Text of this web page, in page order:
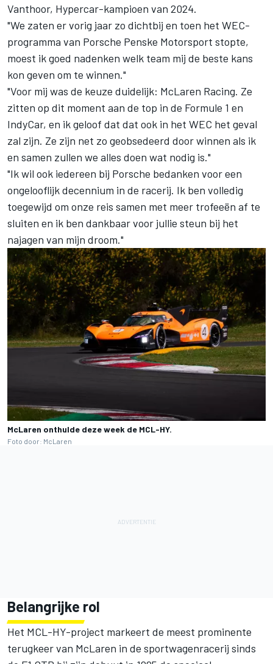
Vanthoor, Hypercar-kampioen van 2024.
"We zaten er vorig jaar zo dichtbij en toen het WEC-
programma van Porsche Penske Motorsport stopte,
moest ik goed nadenken welk team mij de beste kans
kon geven om te winnen."
"Voor mij was de keuze duidelijk: McLaren Racing. Ze
zitten op dit moment aan de top in de Formule 1 en
IndyCar, en ik geloof dat dat ook in het WEC het geval
zal zijn. Ze zijn net zo geobsedeerd door winnen als ik
en samen zullen we alles doen wat nodig is."
"Ik wil ook iedereen bij Porsche bedanken voor een
ongelooflijk decennium in de racerij. Ik ben volledig
toegewijd om onze reis samen met meer trofeeën af te
sluiten en ik ben dankbaar voor jullie steun bij het
najagen van mijn droom."
McLaren onthulde deze week de MCL-HY.
Foto door: McLaren
Belangrijke rol
Het MCL-HY-project markeert de meest prominente
terugkeer van McLaren in de sportwagenracerij sinds